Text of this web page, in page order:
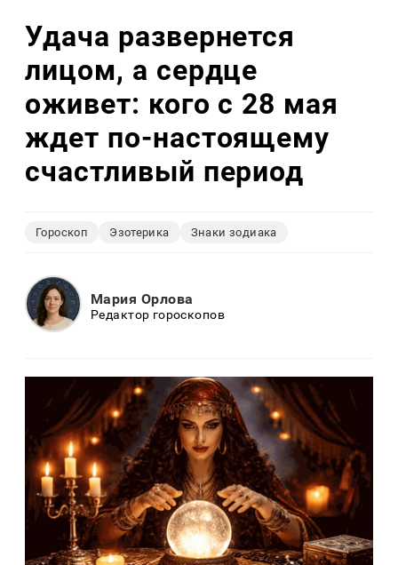
Удача развернется
лицом, а сердце
оживет: кого с 28 мая
ждет по-настоящему
счастливый период
Гороскоп Эзотерика Знаки зодиака
Мария Орлова
Редактор гороскопов